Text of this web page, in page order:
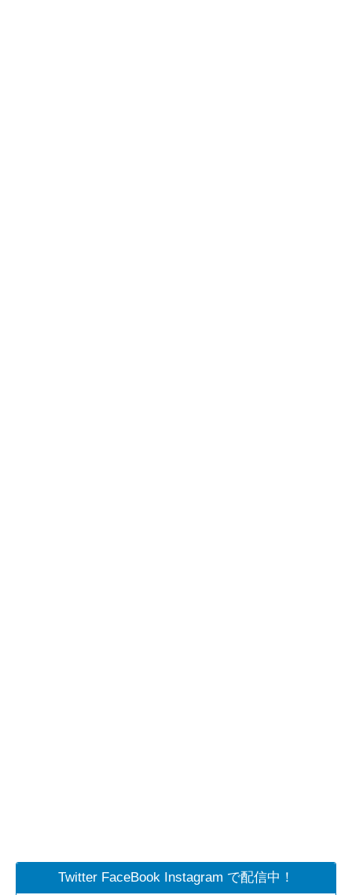
Twitter FaceBook Instagram で配信中！